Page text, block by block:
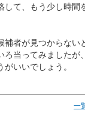
して、もう少し時
者が見つからない
ろ当ってみました
いいでしょう。
一